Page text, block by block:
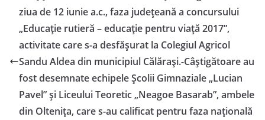
ziua de 12 iunie a.c., faza judeţeană a concursului
„Educaţie rutieră – educaţie pentru viaţă 2017”,
activitate care s-a desfăşurat la Colegiul Agricol
Sandu Aldea din municipiul Călăraşi.-Câştigătoare au
fost desemnate echipele Şcolii Gimnaziale „Lucian
Pavel” şi Liceului Teoretic „Neagoe Basarab”, ambele
din Olteniţa, care s-au calificat pentru faza naţională